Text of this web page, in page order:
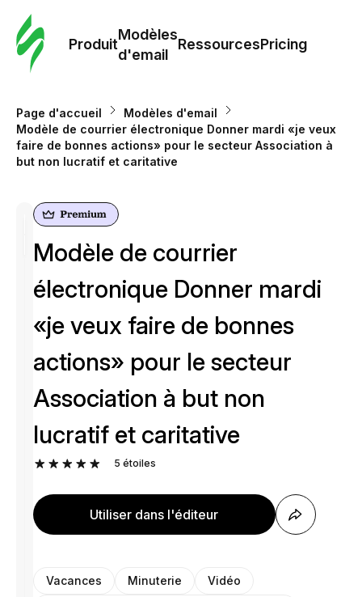
Produit
Modèles
d'email
RessourcesPricing
Page d'accueil
Modèles d'email
Modèle de courrier électronique Donner mardi «je veux
faire de bonnes actions» pour le secteur Association à
but non lucratif et caritative
Modèle de courrier
électronique Donner mardi
«je veux faire de bonnes
actions» pour le secteur
Association à but non
lucratif et caritative
5 étoiles
Utiliser dans l'éditeur
Vacances Minuterie
Vidéo